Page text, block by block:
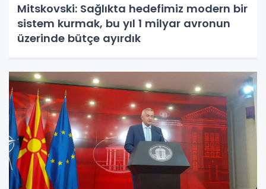
Mitskovski: Sağlıkta hedefimiz modern bir
sistem kurmak, bu yıl 1 milyar avronun
üzerinde bütçe ayırdık